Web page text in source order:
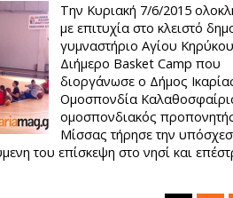
Την Κυριακή 7/6/2015
με επιτυχία στο κλειστό
γυμναστήριο Αγίου
Διήμερο Basket Camp που
διοργάνωσε ο Δήμος
Ομοσπονδία
ομοσπονδιακός
Μίσσας τήρησε την
του επίσκεψη στο νησί και